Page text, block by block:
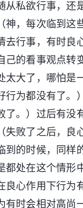
私欲行事，还
神，每次临到这
去行事，有时良
的看事观点转
太大了，哪怕是
行为都没有了。
了。）过后有没
失败了之后，良
到的时候，同样
处在这个情形
良心作用下行为
有时会相对高尚